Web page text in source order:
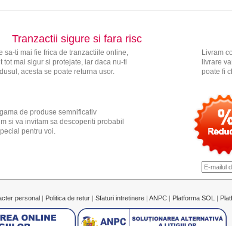
Tranzactii sigure si fara risc
sa-ti mai fie frica de tranzactiile online,
tot mai sigur si protejate, iar daca nu-ti
acesta se poate returna usor.
Livram
livrare
poate fi
de produse semnificativ
si va invitam sa descoperiti probabil
pentru voi.
personal | Politica de retur | Sfaturi intretinere | ANPC | Platforma SOL |